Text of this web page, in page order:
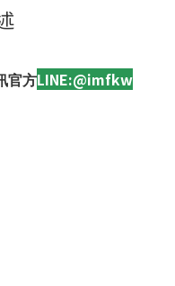
官方LINE:@imfkw